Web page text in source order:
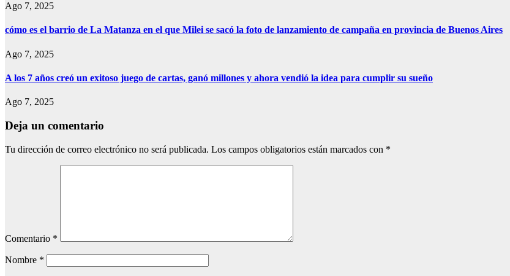
Ago 7, 2025
cómo es el barrio de La Matanza en el que Milei se sacó la foto de lanzamiento de campaña en provincia de Buenos Aires
Ago 7, 2025
A los 7 años creó un exitoso juego de cartas, ganó millones y ahora vendió la idea para cumplir su sueño
Ago 7, 2025
Deja un comentario
Tu dirección de correo electrónico no será publicada. Los campos obligatorios están marcados con *
Comentario *
Nombre *